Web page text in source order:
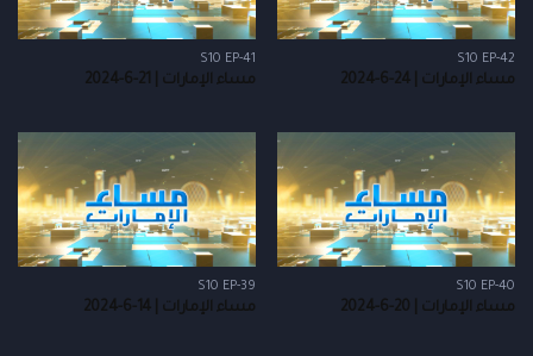
S10 EP-42
مساء الإمارات | 24-6-2024
S10 EP-41
مساء الإمارات | 21-6-2024
S10 EP-40
مساء الإمارات | 20-6-2024
S10 EP-39
مساء الإمارات | 14-6-2024